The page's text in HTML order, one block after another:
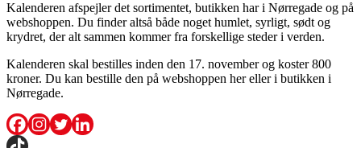
Kalenderen afspejler det sortimentet, butikken har i Nørregade og på
webshoppen. Du finder altså både noget humlet, syrligt, sødt og
krydret, der alt sammen kommer fra forskellige steder i verden.
Kalenderen skal bestilles inden den 17. november og koster 800
kroner. Du kan bestille den på webshoppen her eller i butikken i
Nørregade.